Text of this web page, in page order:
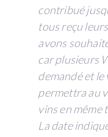
contribué
tous reçu
avons
car plusieurs
demandé et le
permettra au
vins en même
La date